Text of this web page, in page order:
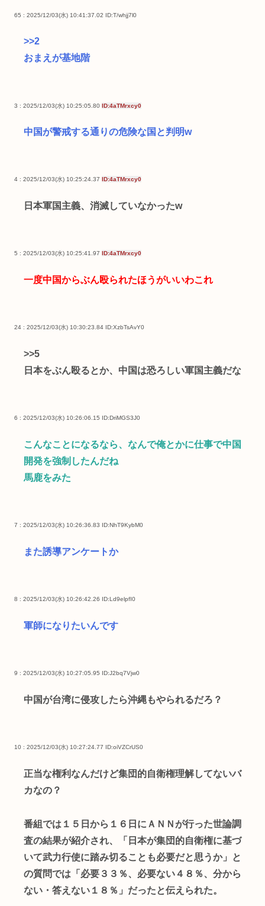
65 : 2025/12/03(水) 10:41:37.02 ID:T/whjj7l0
>>2
おまえが基地階
3 : 2025/12/03(水) 10:25:05.80 ID:4aTMrxcy0
中国が警戒する通りの危険な国と判明w
4 : 2025/12/03(水) 10:25:24.37 ID:4aTMrxcy0
日本軍国主義、消滅していなかったw
5 : 2025/12/03(水) 10:25:41.97 ID:4aTMrxcy0
一度中国からぶん殴られたほうがいいわこれ
24 : 2025/12/03(水) 10:30:23.84 ID:XzbTsAvY0
>>5
日本をぶん殴るとか、中国は恐ろしい軍国主義だな
6 : 2025/12/03(水) 10:26:06.15 ID:DriMGS3J0
こんなことになるなら、なんで俺とかに仕事で中国
開発を強制したんだね
馬鹿をみた
7 : 2025/12/03(水) 10:26:36.83 ID:NhT9KybM0
また誘導アンケートか
8 : 2025/12/03(水) 10:26:42.26 ID:Ld9elpfI0
軍師になりたいんです
9 : 2025/12/03(水) 10:27:05.95 ID:J2bq7Vjw0
中国が台湾に侵攻したら沖縄もやられるだろ？
10 : 2025/12/03(水) 10:27:24.77 ID:oiVZCrUS0
正当な権利なんだけど集団的自衛権理解してないバ
カなの？
番組では１５日から１６日にＡＮＮが行った世論調
査の結果が紹介され、「日本が集団的自衛権に基づ
いて武力行使に踏み切ることも必要だと思うか」と
の質問では「必要３３％、必要ない４８％、分から
ない・答えない１８％」だったと伝えられた。